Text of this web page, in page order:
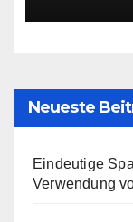
Neueste
Eindeutige
Verwendung